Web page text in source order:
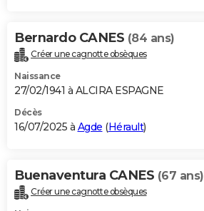
Carte de Noël
Carte Bonne année
Carte Saint-Valentin
Carte Pâques
Carte d'anniversaire
DICTIONNAIRE
Dictionnaire
Biographies
Citations
Expressions
Proverbes
PROGRAMME TV
S'inscrire
Se connecter
Lycées
Collèges
Primaires
Universités
Entreprises
Service militaire
Avis de recherche
AVIS DE DÉCÈS
Bricolage
Lifestyle
Culture
Sport
Auto
Television
Voyage
Cinema
Bernardo CANES (84 ans)
Créer une cagnotte obsèques
Naissance
27/02/1941 à ALCIRA ESPAGNE
Décès
16/07/2025 à Agde (Hérault)
Buenaventura CANES (67 ans)
Créer une cagnotte obsèques